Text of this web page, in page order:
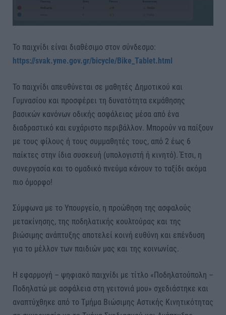
Το παιχνίδι είναι διαθέσιμο στον σύνδεσμο:
https://svak.yme.gov.gr/bicycle/Bike_Tablet.html
Το παιχνίδι απευθύνεται σε μαθητές Δημοτικού και
Γυμνασίου και προσφέρει τη δυνατότητα εκμάθησης
βασικών κανόνων οδικής ασφάλειας μέσα από ένα
διαδραστικό και ευχάριστο περιβάλλον. Μπορούν να παίξουν
με τους φίλους ή τους συμμαθητές τους, από 2 έως 6
παίκτες στην ίδια συσκευή (υπολογιστή ή κινητό). Έτσι, η
συνεργασία και το ομαδικό πνεύμα κάνουν το ταξίδι ακόμα
πιο όμορφο!
Σύμφωνα με το Υπουργείο, η προώθηση της ασφαλούς
μετακίνησης, της ποδηλατικής κουλτούρας και της
βιώσιμης ανάπτυξης αποτελεί κοινή ευθύνη και επένδυση
για το μέλλον των παιδιών μας και της κοινωνίας.
Η εφαρμογή – ψηφιακό παιχνίδι με τίτλο «Ποδηλατούπολη –
Ποδηλατώ με ασφάλεια στη γειτονιά μου» σχεδιάστηκε και
αναπτύχθηκε από το Τμήμα Βιώσιμης Αστικής Κινητικότητας